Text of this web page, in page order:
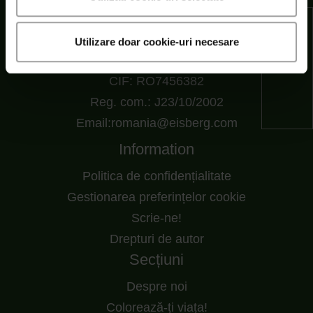
Utilizare doar cookie-uri necesare
Șoseaua Cernica nr. 216, RO 77145 Pantelimon,
Ilfov, Romania
CIF: RO7456382
Reg. com.: J23/10/2002
Email:romania@eisberg.com
Information
Politica de confidențialitate
Gestionarea preferințelor cookie
Scrie-ne!
Drepturi de autor
Secțiuni
Despre noi
Colorează-ți viața!